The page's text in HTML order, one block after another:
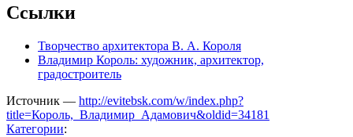
Ссылки
Творчество архитектора В. А. Короля
Владимир Король: художник, архитектор,
градостроитель
Источник — http://evitebsk.com/w/index.php?
title=Король,_Владимир_Адамович&oldid=34181
Категории: